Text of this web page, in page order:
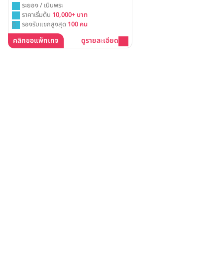
ระยอง / เนินพระ
ราคาเริ่มต้น 10,000+ บาท
รองรับแขกสูงสุด 100 คน
คลิกขอแพ็กเกจ ดูรายละเอียด